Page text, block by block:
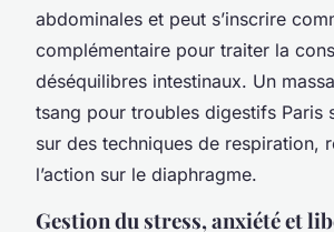
abdominales et peut s’inscrire
complémentaire pour traiter la
déséquilibres intestinaux. Un
tsang pour troubles digestifs Paris
sur des techniques de respiration,
l’action sur le diaphragme.
Gestion du stress, anxiété et